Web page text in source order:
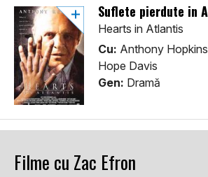
Suflete pierdute in
Hearts in Atlantis
Cu: Anthony
Hope Davis
Gen: Dramă
Filme cu Zac Efron